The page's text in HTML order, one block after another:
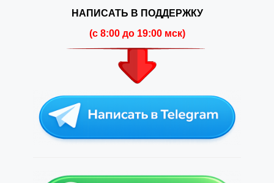
НАПИСАТЬ В ПОДДЕРЖКУ
(c 8:00 до 19:00 мск)